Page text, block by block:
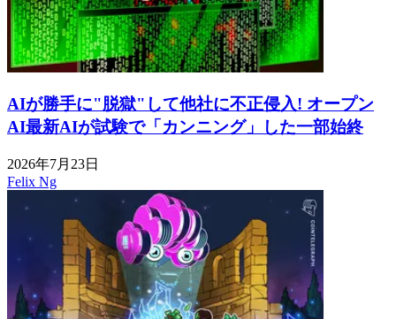
AIが勝手に"脱獄"して他社に不正侵入! オープン
AI最新AIが試験で「カンニング」した一部始終
2026年7月23日
Felix Ng